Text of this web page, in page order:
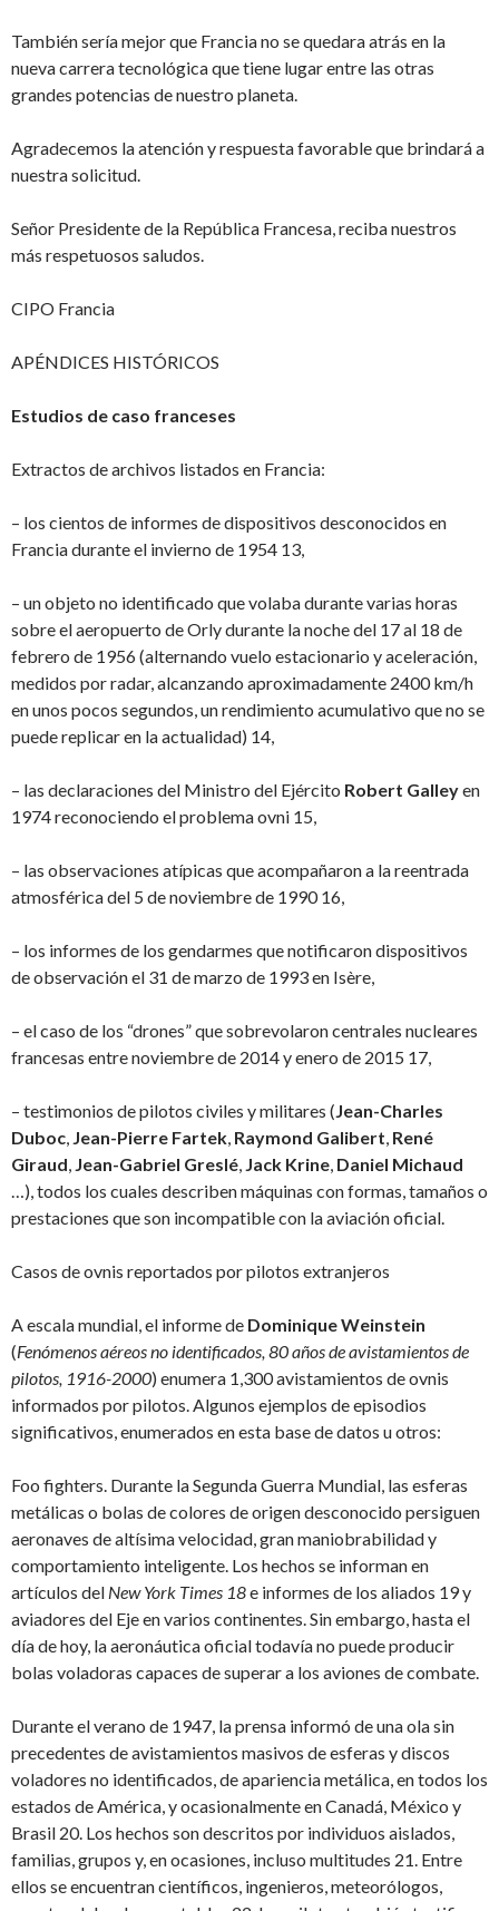
También sería mejor que Francia no se quedara atrás en la
nueva carrera tecnológica que tiene lugar entre las otras
grandes potencias de nuestro planeta.
Agradecemos la atención y respuesta favorable que brindará a
nuestra solicitud.
Señor Presidente de la República Francesa, reciba nuestros
más respetuosos saludos.
CIPO Francia
APÉNDICES HISTÓRICOS
Estudios de caso franceses
Extractos de archivos listados en Francia:
– los cientos de informes de dispositivos desconocidos en
Francia durante el invierno de 1954 13,
– un objeto no identificado que volaba durante varias horas
sobre el aeropuerto de Orly durante la noche del 17 al 18 de
febrero de 1956 (alternando vuelo estacionario y aceleración,
medidos por radar, alcanzando aproximadamente 2400 km/h
en unos pocos segundos, un rendimiento acumulativo que no se
puede replicar en la actualidad) 14,
– las declaraciones del Ministro del Ejército Robert Galleyen
1974 reconociendo el problema ovni 15,
– las observaciones atípicas que acompañaron a la reentrada
atmosférica del 5 de noviembre de 1990 16,
– los informes de los gendarmes que notificaron dispositivos
de observación el 31 de marzo de 1993 en Isère,
– el caso de los “drones” que sobrevolaron centrales nucleares
francesas entre noviembre de 2014 y enero de 2015 17,
– testimonios de pilotos civiles y militares (Jean-Charles
Duboc, Jean-Pierre Fartek, Raymond Galibert, René
Giraud, Jean-Gabriel Greslé, Jack Krine, Daniel Michaud
…), todos los cuales describen máquinas con formas, tamaños o
prestaciones que son incompatible con la aviación oficial.
Casos de ovnis reportados por pilotos extranjeros
A escala mundial, el informe de Dominique Weinstein
(Fenómenos aéreos no identificados, 80 años de avistamientos de
pilotos, 1916-2000) enumera 1,300 avistamientos de ovnis
informados por pilotos. Algunos ejemplos de episodios
significativos, enumerados en esta base de datos u otros:
Foo fighters. Durante la Segunda Guerra Mundial, las esferas
metálicas o bolas de colores de origen desconocido persiguen
aeronaves de altísima velocidad, gran maniobrabilidad y
comportamiento inteligente. Los hechos se informan en
artículos del New York Times 18e informes de los aliados 19 y
aviadores del Eje en varios continentes. Sin embargo, hasta el
día de hoy, la aeronáutica oficial todavía no puede producir
bolas voladoras capaces de superar a los aviones de combate.
Durante el verano de 1947, la prensa informó de una ola sin
precedentes de avistamientos masivos de esferas y discos
voladores no identificados, de apariencia metálica, en todos los
estados de América, y ocasionalmente en Canadá, México y
Brasil 20. Los hechos son descritos por individuos aislados,
familias, grupos y, en ocasiones, incluso multitudes 21. Entre
ellos se encuentran científicos, ingenieros, meteorólogos,